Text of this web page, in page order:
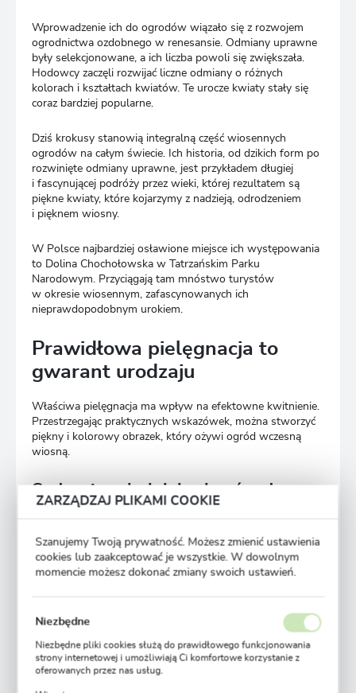
Wprowadzenie ich do ogrodów wiązało się z rozwojem
ogrodnictwa ozdobnego w renesansie. Odmiany uprawne
były selekcjonowane, a ich liczba powoli się zwiększała.
Hodowcy zaczęli rozwijać liczne odmiany o różnych
kolorach i kształtach kwiatów. Te urocze kwiaty stały się
coraz bardziej popularne.
Dziś krokusy stanowią integralną część wiosennych
ogrodów na całym świecie. Ich historia, od dzikich form po
rozwinięte odmiany uprawne, jest przykładem długiej
i fascynującej podróży przez wieki, której rezultatem są
piękne kwiaty, które kojarzymy z nadzieją, odrodzeniem
i pięknem wiosny.
W Polsce najbardziej osławione miejsce ich występowania
to Dolina Chochołowska w Tatrzańskim Parku
Narodowym. Przyciągają tam mnóstwo turystów
w okresie wiosennym, zafascynowanych ich
nieprawdopodobnym urokiem.
Prawidłowa pielęgnacja to
gwarant urodzaju
Właściwa pielęgnacja ma wpływ na efektowne kwitnienie.
Przestrzegając praktycznych wskazówek, można stworzyć
piękny i kolorowy obrazek, który ożywi ogród wczesną
wiosną.
Sadzenie cebulek krokusów do
gleby - praktyczne wskazówki
Optymalny czas na sadzenie krokusów to jesień, zazwyczaj
od września do listopada, zależnie od regionu
klimatycznego. Kwitną wówczas wiosną, w zależności od
Cebulki krokusówsadzi się na głębokość około 2-4 razy
ich własnej wysokości. Przy mniejszych cebulkach można
sięgnąć nawet do 8 cm głębokości. Ważne jest zachowanie
ZARZĄDZAJ PLIKAMI COOKIE
Szanujemy Twoją prywatność. Możesz zmienić ustawienia
cookies lub zaakceptować je wszystkie. W dowolnym
momencie możesz dokonać zmiany swoich ustawień.
Niezbędne
Niezbędne pliki cookies służą do prawidłowego funkcjonowania
strony internetowej i umożliwiają Ci komfortowe korzystanie z
oferowanych przez nas usług.